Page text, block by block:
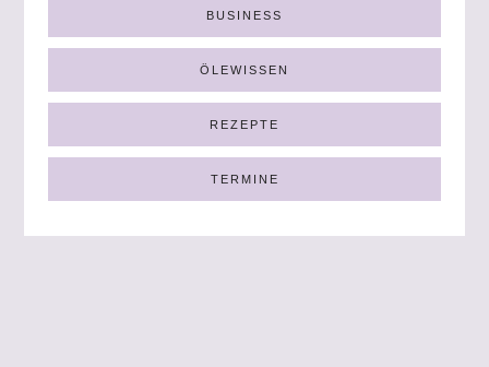
BUSINESS
ÖLEWISSEN
REZEPTE
TERMINE